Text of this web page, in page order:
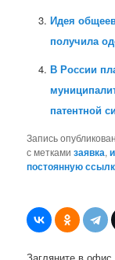
Идея
получила
В России
патентной
Запись
с меткамизаявка,
постоянную
Загляните в